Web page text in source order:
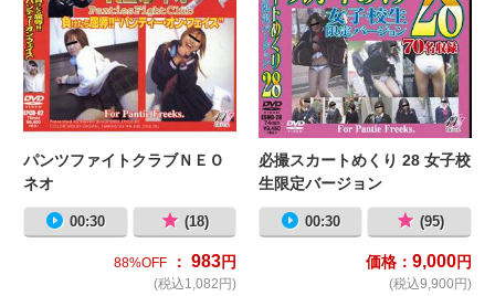
パンツファイトクラブＮＥＯ
ネオ
00:30 (18)
88%OFF ： 983円
(税込1,082円)
必撮スカートめくり 28 女子校
生限定バージョン
00:30 (95)
価格： 9,000円
(税込9,900円)